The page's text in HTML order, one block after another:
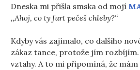
Dneska mi přišla smska od mojí
,,Ahoj, co ty furt pečeš chleby?“
Kdyby vás zajímalo, co dalšího
zákaz tance, protože jím rozbíjím.
vztahy. A to mi připomíná, že mám